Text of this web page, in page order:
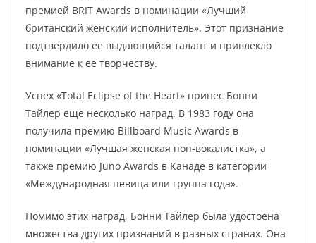
премией BRIT Awards в номинации «Лучший
британский женский исполнитель». Этот признание
подтвердило ее выдающийся талант и привлекло
внимание к ее творчеству.
Успех «Total Eclipse of the Heart» принес Бонни
Тайлер еще несколько наград. В 1983 году она
получила премию Billboard Music Awards в
номинации «Лучшая женская поп-вокалистка», а
также премию Juno Awards в Канаде в категории
«Международная певица или группа года».
Помимо этих наград, Бонни Тайлер была удостоена
множества других признаний в разных странах. Она